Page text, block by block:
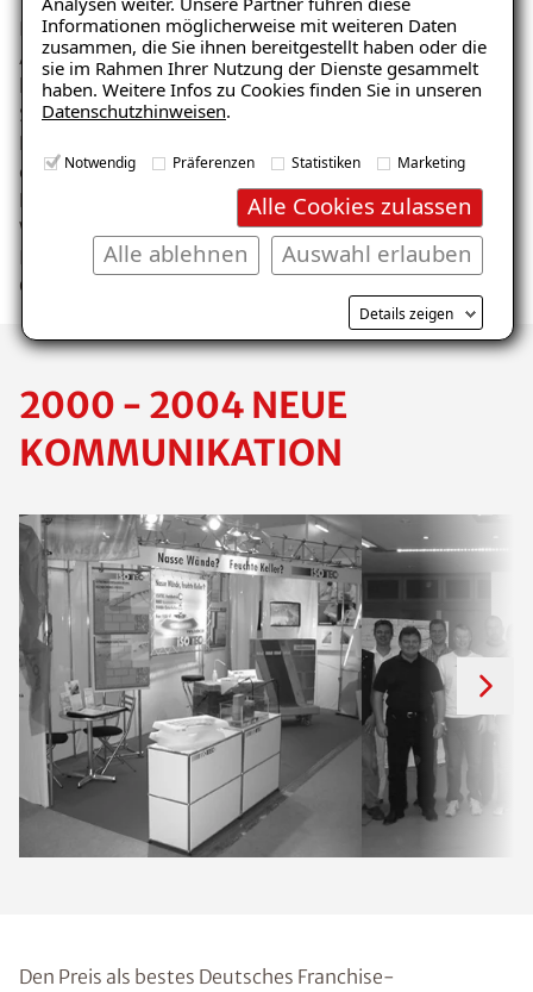
Informationen möglicherweise mit weiteren Daten
zusammen, die Sie ihnen bereitgestellt haben oder die
sie im Rahmen Ihrer Nutzung der Dienste gesammelt
haben. Weitere Infos zu Cookies finden Sie in unseren
Datenschutzhinweisen.
Notwendig Präferenzen Statistiken Marketing
Alle Cookies zulassen
Auswahl erlauben
Alle ablehnen
Details zeigen
In diesem Zeitraum fällt für mich eine Bestätigung der
Anfangserfolge. Neben der sicheren und qualitativ
hochwertigen Sanierung von Feuchte- und
Schimmelpilzschäden bietet ISOTEC potentiellen
Existenzgründern als Partnern des ISOTEC-Systems
eine sichere Zukunft. Dies fällt auch dem Deutschen
Franchise-Verband und dem
Wirtschaftsmagazin “impulse“ auf. Beide ehren
ISOTEC 1998 mit der Verleihung des „Franchise-
Geber-Preises“.
2000 - 2004 NEUE
KOMMUNIKATION
Den Preis als bestes Deutsches Franchise-